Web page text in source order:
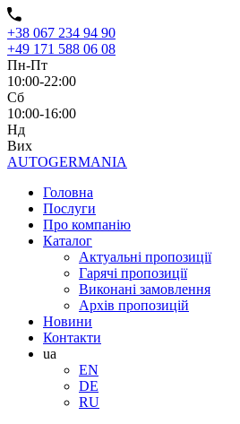
+38 067 234 94 90
+49 171 588 06 08
Пн-Пт
10:00-22:00
Сб
10:00-16:00
Нд
Вих
AUTOGERMANIA
Головна
Послуги
Про компанію
Каталог
Актуальні пропозиції
Гарячі пропозиції
Виконані замовлення
Архів пропозицій
Новини
Контакти
ua
EN
DE
RU